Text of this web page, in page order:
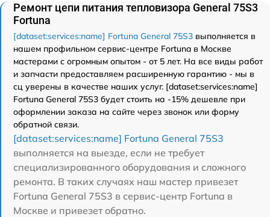
Ремонт цепи питания тепловизора General 75S3
Fortuna
[dataset:services:name] Fortuna General 75S3 выполняется в
нашем профильном сервис-центре Fortuna в Москве
мастерами с огромным опытом - от 5 лет. На все виды работ
и запчасти предоставляем расширенную гарантию - мы в
сц уверены в качестве наших услуг. [dataset:services:name]
Fortuna General 75S3 будет стоить на -15% дешевле при
оформлении заказа на сайте через звонок или форму
обратной связи.
[dataset:services:name] Fortuna General 75S3
выполняется на выезде, если не требует
специализированного оборудования и сложного
ремонта. В таких случаях наш мастер привезет
Fortuna General 75S3 в сервис-центр Fortuna в
Москве и привезет обратно.